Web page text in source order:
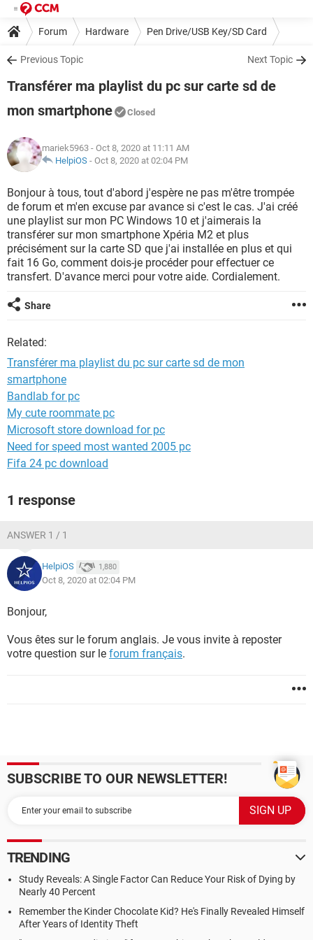
Forum Hardware Pen Drive/USB Key/SD Card
Previous Topic Next Topic
Transférer ma playlist du pc sur carte sd de
mon smartphone
Closed
mariek5963 - Oct 8, 2020 at 11:11 AM
HelpiOS - Oct 8, 2020 at 02:04 PM
Bonjour à tous, tout d'abord j'espère ne pas m'être trompée
de forum et m'en excuse par avance si c'est le cas. J'ai créé
une playlist sur mon PC Windows 10 et j'aimerais la
transférer sur mon smartphone Xpéria M2 et plus
précisément sur la carte SD que j'ai installée en plus et qui
fait 16 Go, comment dois-je procéder pour effectuer ce
transfert. D'avance merci pour votre aide. Cordialement.
Share
Related:
Transférer ma playlist du pc sur carte sd de mon
smartphone
Bandlab for pc
My cute roommate pc
Microsoft store download for pc
Need for speed most wanted 2005 pc
Fifa 24 pc download
1 response
ANSWER 1 / 1
HelpiOS 1,880
Oct 8, 2020 at 02:04 PM
Bonjour,
Vous êtes sur le forum anglais. Je vous invite à reposter
votre question sur le forum français.
SUBSCRIBE TO OUR NEWSLETTER!
TRENDING
Study Reveals: A Single Factor Can Reduce Your Risk of Dying by
Nearly 40 Percent
Remember the Kinder Chocolate Kid? He's Finally Revealed Himself
After Years of Identity Theft